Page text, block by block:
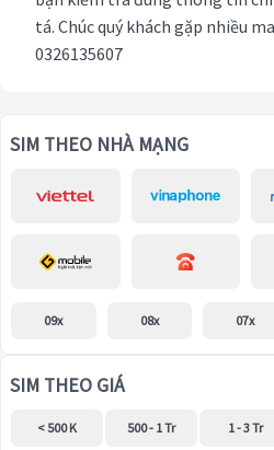
tá. Chúc quý khách gặp nhiều
0326135607
SIM THEO NHÀ MẠNG
09x 08x 07x
SIM THEO GIÁ
< 500 K 500 - 1 Tr 1 - 3 Tr